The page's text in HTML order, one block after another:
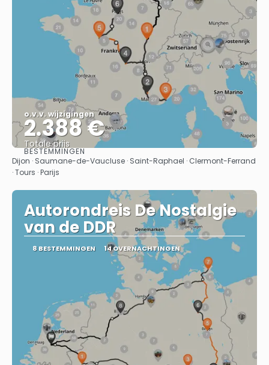
o.v.v. wijzigingen
2.388 €
Totale prijs
Bekijk
BESTEMMINGEN
Dijon · Saumane-de-Vaucluse · Saint-Raphael · Clermont-Ferrand
· Tours · Parijs
Autorondreis De Nostalgie
van de DDR
8 BESTEMMINGEN 14 OVERNACHTINGEN